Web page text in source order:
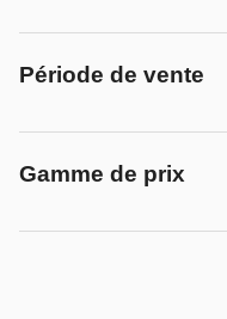
Période de vente
Gamme de prix